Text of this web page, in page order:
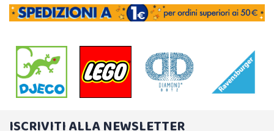
ISCRIVITI ALLA NEWSLETTER